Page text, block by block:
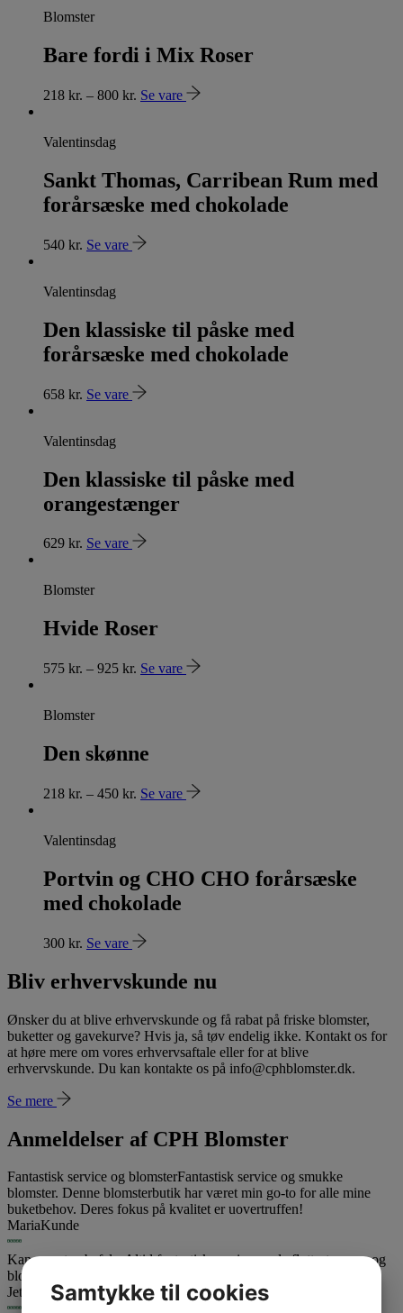
Blomster
Bare fordi i Mix Roser
218 kr. – 800 kr. Se vare
Valentinsdag
Sankt Thomas, Carribean Rum med
forårsæske med chokolade
540 kr. Se vare
Valentinsdag
Den klassiske til påske med
forårsæske med chokolade
658 kr. Se vare
Valentinsdag
Den klassiske til påske med
orangestænger
629 kr. Se vare
Blomster
Hvide Roser
575 kr. – 925 kr. Se vare
Blomster
Den skønne
218 kr. – 450 kr. Se vare
Valentinsdag
Portvin og CHO CHO forårsæske
med chokolade
300 kr. Se vare
Bliv erhvervskunde nu
Ønsker du at blive erhvervskunde og få rabat på friske blomster,
buketter og gavekurve? Hvis ja, så tøv endelig ikke. Kontakt os for
at høre mere om vores erhvervsaftale eller for at blive
erhvervskunde. Du kan kontakte os på info@cphblomster.dk.
Se mere
Anmeldelser af CPH Blomster
Fantastisk service og blomsterFantastisk service og smukke
blomster. Denne blomsterbutik har været min go-to for alle mine
buketbehov. Deres fokus på kvalitet er uovertruffen!
MariaKunde
Kan varmt anbefalesAltid fantastisk service og de flotteste varer og
blomster. Kan varmt anbefales.
Jette
Kunde
Samtykke til cookies